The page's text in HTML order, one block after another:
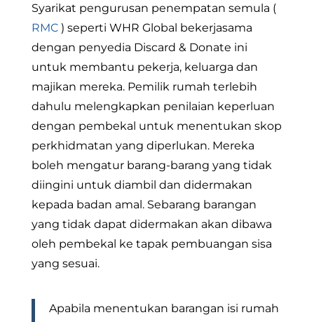
Syarikat pengurusan penempatan semula (
RMC) seperti WHR Global bekerjasama
dengan penyedia Discard & Donate ini
untuk membantu pekerja, keluarga dan
majikan mereka. Pemilik rumah terlebih
dahulu melengkapkan penilaian keperluan
dengan pembekal untuk menentukan skop
perkhidmatan yang diperlukan. Mereka
boleh mengatur barang-barang yang tidak
diingini untuk diambil dan didermakan
kepada badan amal. Sebarang barangan
yang tidak dapat didermakan akan dibawa
oleh pembekal ke tapak pembuangan sisa
yang sesuai.
Apabila menentukan barangan isi rumah